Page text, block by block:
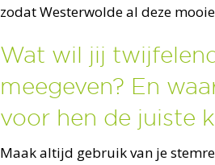
zodat Westerwolde al deze
Wat wil jij
meegeven? En
voor hen de juiste
Maak altijd gebruik van je